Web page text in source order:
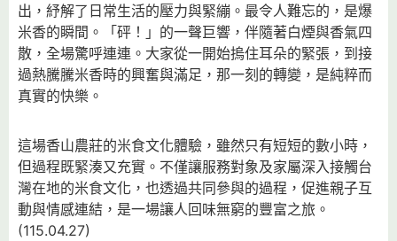
出，紓解了日常生活的壓力與緊繃。最令人難忘的，是爆
米香的瞬間。「砰！」的一聲巨響，伴隨著白煙與香氣四
散，全場驚呼連連。大家從一開始摀住耳朵的緊張，到接
過熱騰騰米香時的興奮與滿足，那一刻的轉變，是純粹而
真實的快樂。
這場香山農莊的米食文化體驗，雖然只有短短的數小時，
但過程既緊湊又充實。不僅讓服務對象及家屬深入接觸台
灣在地的米食文化，也透過共同參與的過程，促進親子互
動與情感連結，是一場讓人回味無窮的豐富之旅。
(115.04.27)